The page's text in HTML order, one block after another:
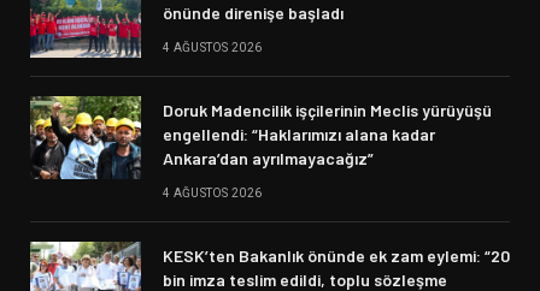
önünde direnişe başladı
4 AĞUSTOS 2026
Doruk Madencilik işçilerinin Meclis yürüyüşü
engellendi: “Haklarımızı alana kadar
Ankara’dan ayrılmayacağız”
4 AĞUSTOS 2026
KESK’ten Bakanlık önünde ek zam eylemi: “20
bin imza teslim edildi, toplu sözleşme